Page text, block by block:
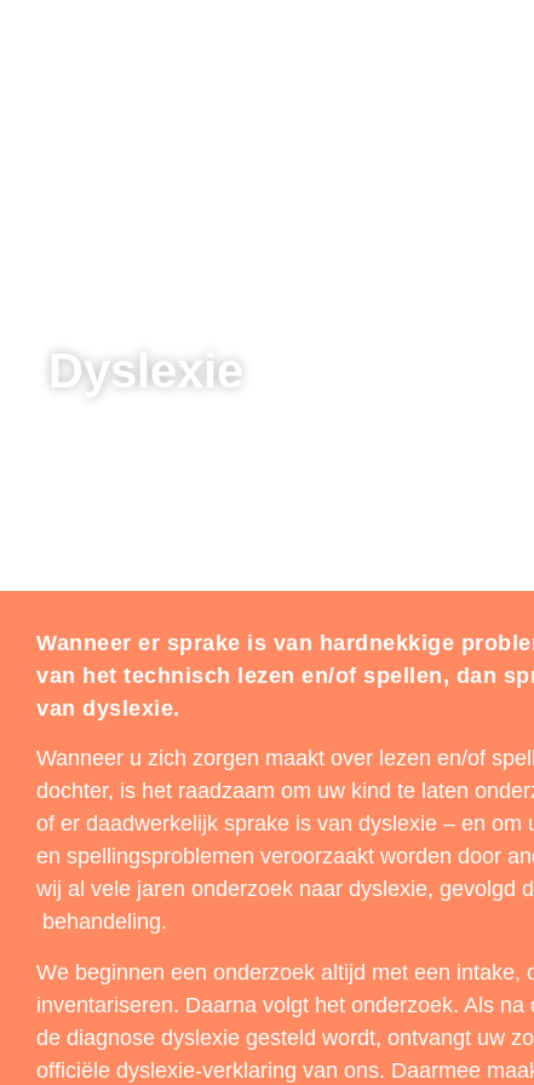
Dyslexie
Wanneer er sprake is van hardnekkige
van het technisch lezen en/of spellen, dan
van dyslexie.
Wanneer u zich zorgen maakt over lezen en/of
dochter, is het raadzaam om uw kind te laten
of er daadwerkelijk sprake is van dyslexie – en om
en spellingsproblemen veroorzaakt worden door
wij al vele jaren onderzoek naar dyslexie, gevolgd
behandeling.
We beginnen een onderzoek altijd met een intake,
inventariseren. Daarna volgt het onderzoek. Als
de diagnose dyslexie gesteld wordt, ontvangt uw
officiële dyslexie-verklaring van ons. Daarmee